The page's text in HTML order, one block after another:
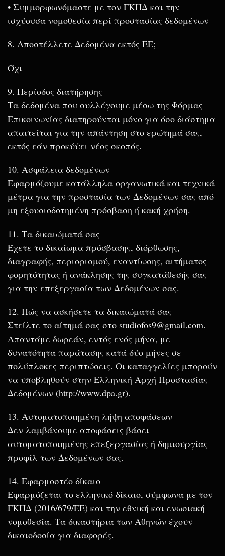
• Συμμορφωνόμαστε με τον ΓΚΠΔ και την
ισχύουσα νομοθεσία περί προστασίας δεδομένων
8. Αποστέλλετε Δεδομένα εκτός ΕΕ;
Όχι
9. Περίοδος διατήρησης
Τα δεδομένα που συλλέγουμε μέσω της Φόρμας
Επικοινωνίας διατηρούνται μόνο για όσο διάστημα
απαιτείται για την απάντηση στο ερώτημά σας,
εκτός εάν προκύψει νέος σκοπός.
10. Ασφάλεια δεδομένων
Εφαρμόζουμε κατάλληλα οργανωτικά και τεχνικά
μέτρα για την προστασία των Δεδομένων σας από
μη εξουσιοδοτημένη πρόσβαση ή κακή χρήση.
11. Τα δικαιώματά σας
Έχετε το δικαίωμα πρόσβασης, διόρθωσης,
διαγραφής, περιορισμού, εναντίωσης, αιτήματος
φορητότητας ή ανάκλησης της συγκατάθεσής σας
για την επεξεργασία των Δεδομένων σας.
12. Πώς να ασκήσετε τα δικαιώματά σας
Στείλτε το αίτημά σας στο studiofos9@gmail.com.
Απαντάμε δωρεάν, εντός ενός μήνα, με
δυνατότητα παράτασης κατά δύο μήνες σε
πολύπλοκες περιπτώσεις. Οι καταγγελίες μπορούν
να υποβληθούν στην Ελληνική Αρχή Προστασίας
Δεδομένων (http://www.dpa.gr).
13. Αυτοματοποιημένη λήψη αποφάσεων
Δεν λαμβάνουμε αποφάσεις βάσει
αυτοματοποιημένης επεξεργασίας ή δημιουργίας
προφίλ των Δεδομένων σας.
14. Εφαρμοστέο δίκαιο
Εφαρμόζεται το ελληνικό δίκαιο, σύμφωνα με τον
ΓΚΠΔ (2016/679/ΕΕ) και την εθνική και ενωσιακή
νομοθεσία. Τα δικαστήρια των Αθηνών έχουν
δικαιοδοσία για διαφορές.